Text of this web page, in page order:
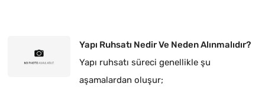
Yapı Ruhsatı Nedir Ve Neden Alınmalıdır?
Yapı ruhsatı süreci genellikle şu
aşamalardan oluşur;